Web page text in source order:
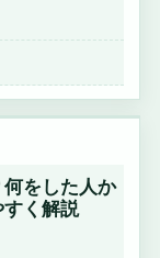
をした人か
く解説